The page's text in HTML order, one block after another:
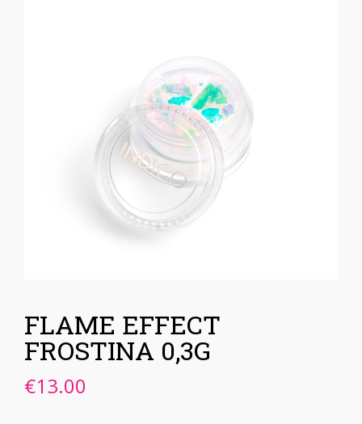
FLAME EFFECT
FROSTINA 0,3G
€13.00